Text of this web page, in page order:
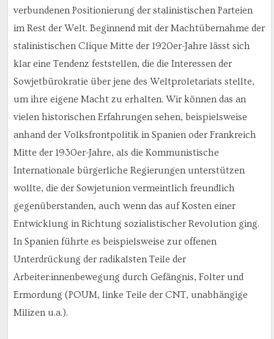
verbundenen Positionierung der stalinistischen Parteien
im Rest der Welt. Beginnend mit der Machtübernahme der
stalinistischen Clique Mitte der 1920er-Jahre lässt sich
klar eine Tendenz feststellen, die die Interessen der
Sowjetbürokratie über jene des Weltproletariats stellte,
um ihre eigene Macht zu erhalten. Wir können das an
vielen historischen Erfahrungen sehen, beispielsweise
anhand der Volksfrontpolitik in Spanien oder Frankreich
Mitte der 1930er-Jahre, als die Kommunistische
Internationale bürgerliche Regierungen unterstützen
wollte, die der Sowjetunion vermeintlich freundlich
gegenüberstanden, auch wenn das auf Kosten einer
Entwicklung in Richtung sozialistischer Revolution ging.
In Spanien führte es beispielsweise zur offenen
Unterdrückung der radikalsten Teile der
Arbeiter:innenbewegung durch Gefängnis, Folter und
Ermordung (POUM, linke Teile der CNT, unabhängige
Milizen u.a.).